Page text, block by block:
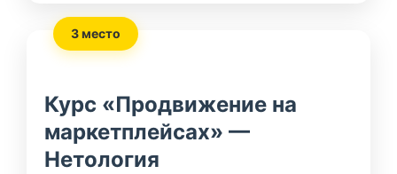
3 место
Курс «Продвижение на
маркетплейсах» —
Нетология